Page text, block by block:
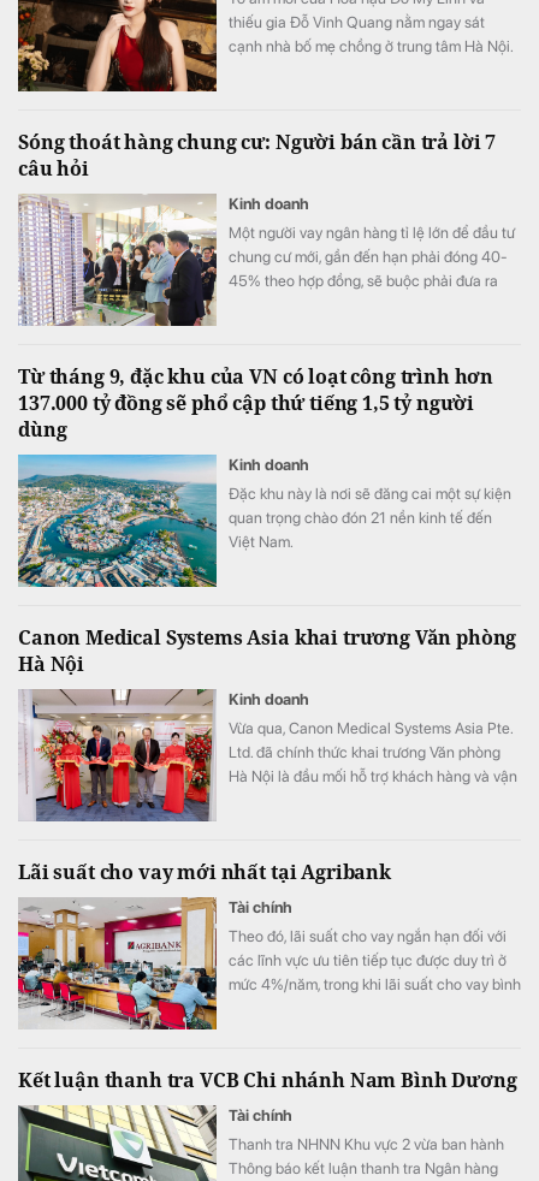
thiếu gia Đỗ Vinh Quang nằm ngay sát
cạnh nhà bố mẹ chồng ở trung tâm Hà Nội.
Sóng thoát hàng chung cư: Người bán cần trả lời 7
câu hỏi
Kinh doanh
Một người vay ngân hàng tỉ lệ lớn để đầu tư
chung cư mới, gần đến hạn phải đóng 40-
45% theo hợp đồng, sẽ buộc phải đưa ra
Từ tháng 9, đặc khu của VN có loạt công trình hơn
137.000 tỷ đồng sẽ phổ cập thứ tiếng 1,5 tỷ người
dùng
Kinh doanh
Đặc khu này là nơi sẽ đăng cai một sự kiện
quan trọng chào đón 21 nền kinh tế đến
Việt Nam.
Canon Medical Systems Asia khai trương Văn phòng
Hà Nội
Kinh doanh
Vừa qua, Canon Medical Systems Asia Pte.
Ltd. đã chính thức khai trương Văn phòng
Hà Nội là đầu mối hỗ trợ khách hàng và vận
Lãi suất cho vay mới nhất tại Agribank
Tài chính
Theo đó, lãi suất cho vay ngắn hạn đối với
các lĩnh vực ưu tiên tiếp tục được duy trì ở
mức 4%/năm, trong khi lãi suất cho vay bình
Kết luận thanh tra VCB Chi nhánh Nam Bình Dương
Tài chính
Thanh tra NHNN Khu vực 2 vừa ban hành
Thông báo kết luận thanh tra Ngân hàng